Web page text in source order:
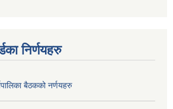
निर्णयहरु
बैठकको नर्णयहरु